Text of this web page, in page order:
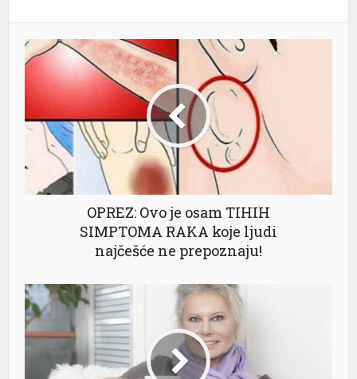
OPREZ: Ovo je osam TIHIH
SIMPTOMA RAKA koje ljudi
najčešće ne prepoznaju!